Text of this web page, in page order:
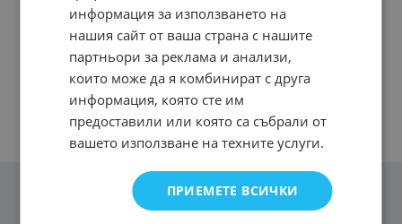
информация за използването на
нашия сайт от ваша страна с нашите
партньори за реклама и анализи,
които може да я комбинират с друга
информация, която сте им
предоставили или която са събрали от
вашето използване на техните услуги.
ПРИЕМЕТЕ ВСИЧКИ